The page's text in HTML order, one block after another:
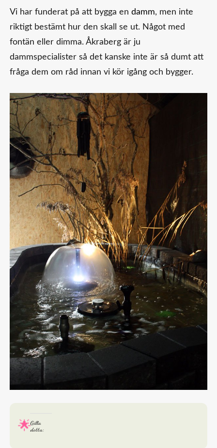
Vi har funderat på att bygga en damm, men inte
riktigt bestämt hur den skall se ut. Något med
fontän eller dimma. Åkraberg är ju
dammspecialister så det kanske inte är så dumt att
fråga dem om råd innan vi kör igång och bygger.
Gilla
detta: